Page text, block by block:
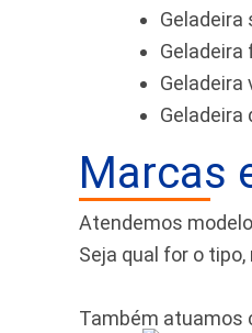
Geladeira
Geladeira
Geladeira
Geladeira
Marcas
Atendemos
Seja qual for o
Também atuamos